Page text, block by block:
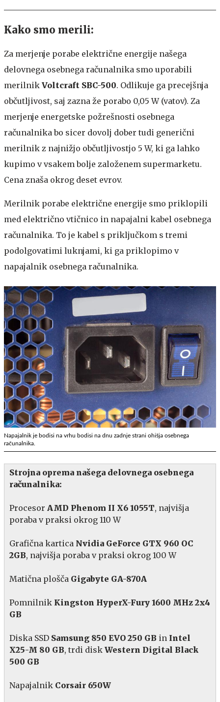
Kako smo merili:
Za merjenje porabe električne energije našega
delovnega osebnega računalnika smo uporabili
merilnik Voltcraft SBC-500. Odlikuje ga precejšnja
občutljivost, saj zazna že porabo 0,05 W (vatov). Za
merjenje energetske požrešnosti osebnega
računalnika bo sicer dovolj dober tudi generični
merilnik z najnižjo občutljivostjo 5 W, ki ga lahko
kupimo v vsakem bolje založenem supermarketu.
Cena znaša okrog deset evrov.
Merilnik porabe električne energije smo priklopili
med električno vtičnico in napajalni kabel osebnega
računalnika. To je kabel s priključkom s tremi
podolgovatimi luknjami, ki ga priklopimo v
napajalnik osebnega računalnika.
Napajalnik je bodisi na vrhu bodisi na dnu zadnje strani ohišja osebnega
računalnika.
Strojna oprema našega delovnega osebnega
računalnika:
Procesor AMD Phenom II X6 1055T, najvišja
poraba v praksi okrog 110 W
Grafična kartica Nvidia GeForce GTX 960 OC
2GB, najvišja poraba v praksi okrog 100 W
Matična plošča Gigabyte GA-870A
Pomnilnik Kingston HyperX-Fury 1600 MHz 2x4
GB
Diska SSD Samsung 850 EVO 250 GB in Intel
X25-M 80 GB, trdi disk Western Digital Black
500 GB
Napajalnik Corsair 650W